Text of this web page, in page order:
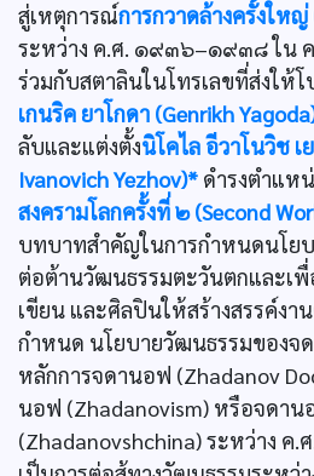
สู่เหตุการณ์การกวาดล้างครั้งให
ระหว่าง ค.ศ. ๑๙๓๖–๑๙๓๘ ใน
ร่วมกับสตาลินในโทรเลขที่ส่งให้
เกนริค ยาโกดา (Genrikh
ลับและแต่งตั้งนิโคไล อีวาโนวิช
Ivanovich Yezhov)* ดำรงตำแห
สงครามโลกครั้งที่ ๒ (Second
บทบาทสำคัญในการกำหนดนโย
ต่อต้านวัฒนธรรมตะวันตกและ
เขียน และศิลปินให้สร้างสรรค์ง
กำหนด นโยบายวัฒนธรรมของจ
หลักการจดานอฟ (Zhadanov
นอฟ (Zhadanovism) หรือจดา
(Zhadanovshchina) ระหว่าง